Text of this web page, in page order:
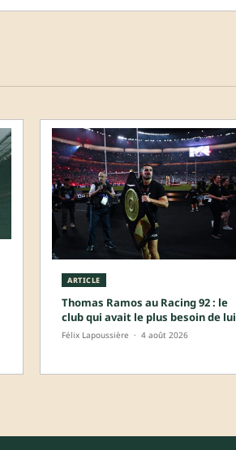
ARTICLE
Thomas Ramos au Racing 92 : le
club qui avait le plus besoin de lui
Félix Lapoussière · 4 août 2026